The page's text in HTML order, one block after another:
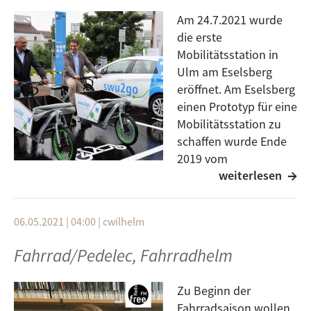
- Das Polizeipräsidium Ulm im Internet:
https://ppulm.polizei-bw.de
- Informationen der Partner im Internet:
https://www.gib-acht-im-verkehr.de/
Gast: Uwe Barth
Moderation: Julius Taubert
Am 24.7.2021 wurde
die erste
Mobilitätsstation in
Ulm am Eselsberg
eröffnet. Am Eselsberg
einen Prototyp für eine
Mobilitätsstation zu
schaffen wurde Ende
2019 vom
Gemeinderat zur
Ecke Sebastian-Kneipp-Weg/Eselsbergsteige kann
man seit Ende Juli 2021 nun Carsharing-Angebote
von conficars und swu2go, eScooter von Tier und Bird
sowie 2 E-Lastenräder von swu2go und ihrem Partner
sigo ausleihen. Die Mobilitätsanbieter wurden zu
weiterlesen
06.05.2021 | 04:00 | cwilhelm
Fahrrad/Pedelec, Fahrradhelm
Zu Beginn der